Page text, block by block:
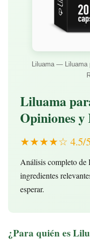
Liluama — Liluama
Liluama
Opiniones y
★★★★☆ 4.5/5
Análisis completo de
ingredientes
esperar.
¿Para quién es